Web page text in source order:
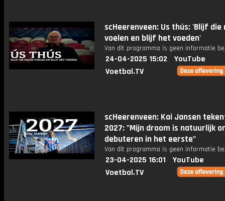
scHeerenveen: Us thús: 'Blijf die
voelen en blijf het voeden'
Van dit programma is geen informatie
24-04-2025 15:02
YouTube
Voetbal.TV
scHeerenveen: Kai Jansen
2027: "Mijn droom is natuurlijk
debuteren in het eerste"
Van dit programma is geen informatie
23-04-2025 16:01
YouTube
Voetbal.TV